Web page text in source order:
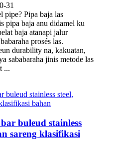
31
pipe? Pipa baja las
pipa baja anu didamel ku
baja atanapi jalur
prosés las.
durability na, kakuatan,
sababaraha jinis metode las
...
buleud stainless
sareng klasifikasi